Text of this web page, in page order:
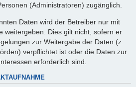
(Administratoren) zugänglich.
Daten wird der Betreiber nur mit
weitergeben. Dies gilt nicht, sofern er
zur Weitergabe der Daten (z.
verpflichtet ist oder die Daten zur
erforderlich sind.